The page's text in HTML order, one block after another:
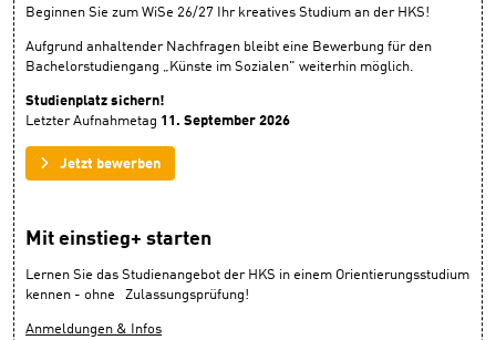
Beginnen Sie zum WiSe 26/27 Ihr kreatives Studium an der HKS!
Aufgrund anhaltender Nachfragen bleibt eine Bewerbung für den
Bachelorstudiengang „Künste im Sozialen" weiterhin möglich.
Studienplatz sichern!
Letzter Aufnahmetag 11. September 2026
Jetzt bewerben
Mit einstieg+ starten
Lernen Sie das Studienangebot der HKS in einem Orientierungsstudium
kennen - ohne Zulassungsprüfung!
Anmeldungen & Infos